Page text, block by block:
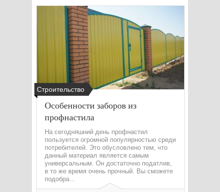
Строительство
Особенности заборов из
профнастила
На сегодняшний день профнастил
пользуется огромной популярностью среди
потребителей. Это обусловлено тем, что
данный материал является самым
универсальным. Он достаточно податлив,
в то же время очень прочный. Вы сможете
подобра...